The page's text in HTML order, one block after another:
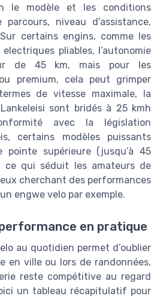
le modèle et les conditions
niveau d’assistance,
certains engins, comme les
pliables, l’autonomie
de 45 km, mais pour les
premium, cela peut grimper
de vitesse maximale, la
sont bridés à 25 kmh
avec la législation
certains modèles puissants
pointe supérieure (jusqu’à 45
ce qui séduit les amateurs de
cherchant des performances
engwe velo par exemple.
en pratique
au quotidien permet d’oublier
en ville ou lors de randonnées,
reste compétitive au regard
un tableau récapitulatif pour